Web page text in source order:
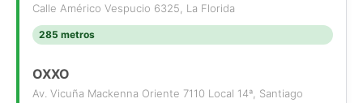
Calle Américo Vespucio 6325, La Florida
285 metros
OXXO
Av. Vicuña Mackenna Oriente 7110 Local 14ª, Santiago